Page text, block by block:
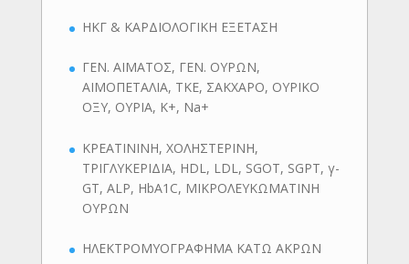
ΗΚΓ & ΚΑΡΔΙΟΛΟΓΙΚΗ ΕΞΕΤΑΣΗ
ΓΕΝ. ΑΙΜΑΤΟΣ, ΓΕΝ. ΟΥΡΩΝ,
ΑΙΜΟΠΕΤΑΛΙΑ, ΤΚΕ, ΣΑΚΧΑΡΟ, ΟΥΡΙΚΟ
ΟΞΥ, ΟΥΡΙΑ, K+, Na+
ΚΡΕΑΤΙΝΙΝΗ, ΧΟΛΗΣΤΕΡΙΝΗ,
ΤΡΙΓΛΥΚΕΡΙΔΙΑ, HDL, LDL, SGOT, SGPT, γ-
GT, ALP, HbA1C, ΜΙΚΡΟΛΕΥΚΩΜΑΤΙΝΗ
ΟΥΡΩΝ
ΗΛΕΚΤΡΟΜΥΟΓΡΑΦΗΜΑ ΚΑΤΩ ΑΚΡΩΝ